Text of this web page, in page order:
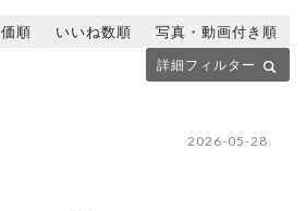
詳細フィルター
順 いいね数順 写真・動画付き順
2026-05-28